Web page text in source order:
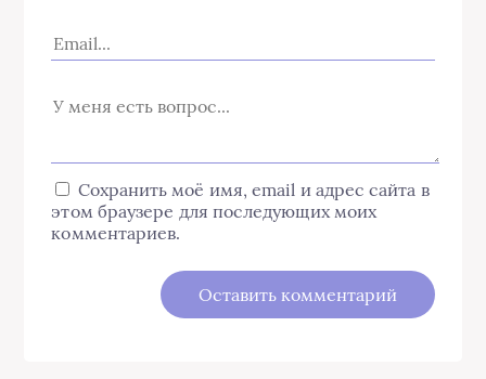
Сохранить моё имя, email и адрес сайта в
этом браузере для последующих моих
комментариев.